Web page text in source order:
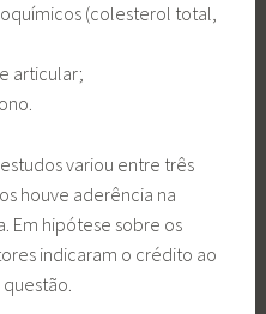
(colesterol total,
articular;
variou entre três
houve aderência na
Em hipótese sobre os
indicaram o crédito ao